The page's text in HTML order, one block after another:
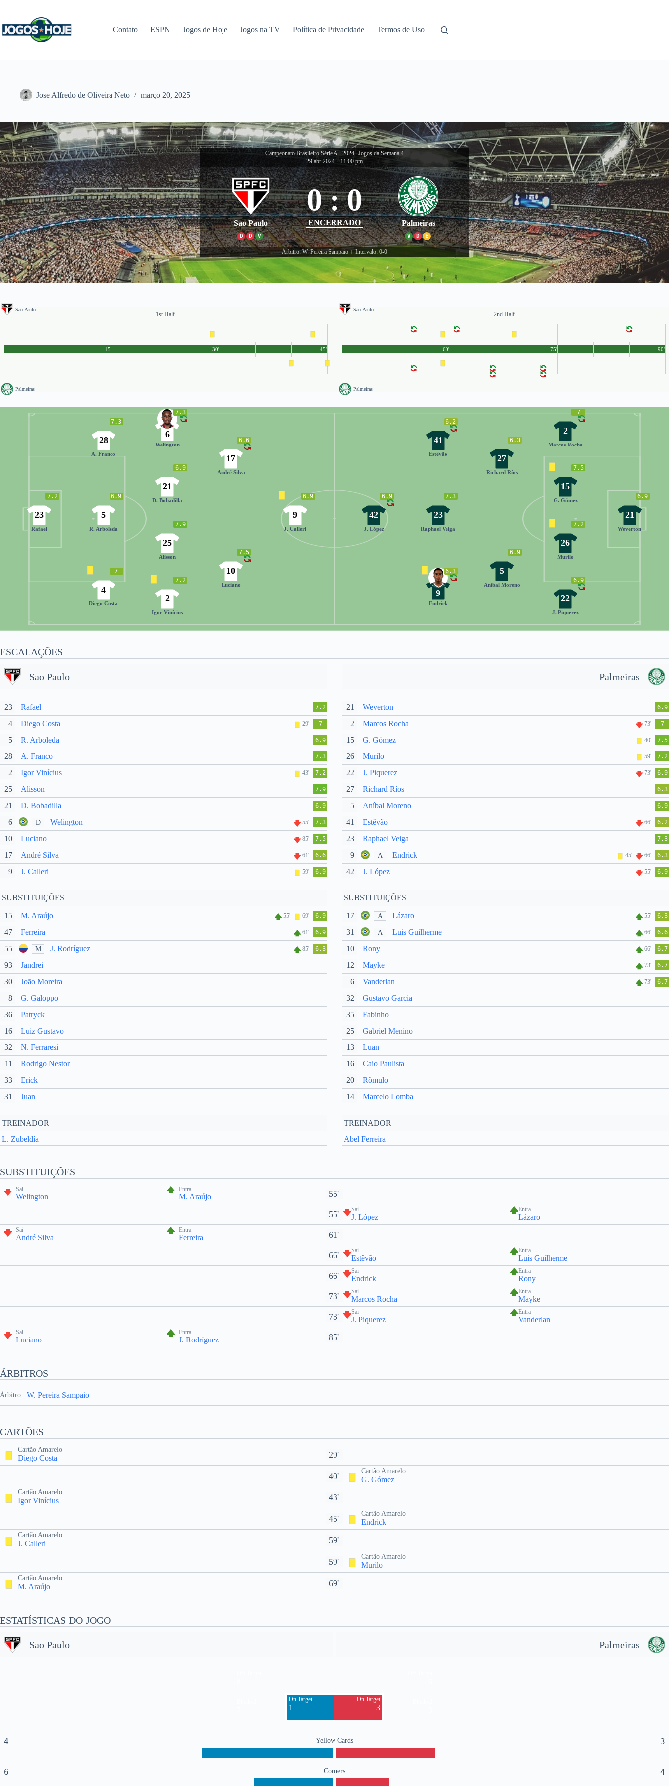
conteúdo
Contato ESPN Jogos de Hoje Jogos na TV Política de Privacidade Termos de Uso
Jose Alfredo de Oliveira Neto março 20, 2025
Campeonato Brasileiro Série A - 2024 Jogos da Semana 4
29 abr 2024 - 11:00 pm
Sao Paulo
D D V
0 : 0
ENCERRADO Palmeiras
V D E
Árbitro: W. Pereira Sampaio Intervalo: 0-0
Sao Paulo
1st Half
Palmeiras
45'
15' 30'
Sao Paulo
2nd Half
Palmeiras
90'
60' 75'
7.2
23
Rafael
7.3
28
A. Franco
6.9
5
R. Arboleda
7
4
Diego Costa
7.3
6
Welington
6.9
21
D. Bobadilla
7.9
25
Alisson
7.2
2
Igor Vinícius
6.6
17
André Silva
7.5
10
Luciano
6.9
9
J. Calleri
6.9
21
Weverton
6.9
22
J. Piquerez
7.2
26
Murilo
7.5
15
G. Gómez
7
2
Marcos Rocha
6.9
5
Aníbal Moreno
6.3
27
Richard Ríos
6.3
9
Endrick
7.3
23
Raphael Veiga
6.2
41
Estêvão
6.9
42
J. López
ESCALAÇÕES
Sao Paulo
23 Rafael 7.2
4 Diego Costa 29' 7
5 R. Arboleda 6.9
28 A. Franco 7.3
2 Igor Vinícius 43' 7.2
25 Alisson 7.9
21 D. Bobadilla 6.9
6 D Welington 55' 7.3
10 Luciano 85' 7.5
17 André Silva 61' 6.6
9 J. Calleri 59' 6.9
SUBSTITUIÇÕES
15 M. Araújo 55' 69' 6.9
47 Ferreira 61' 6.9
55 M J. Rodríguez 85' 6.3
93
Jandrei
30
João Moreira
8
G. Galoppo
36
Patryck
16
Luiz Gustavo
32
N. Ferraresi
11
Rodrigo Nestor
33
Erick
31
Juan
TREINADOR
L. Zubeldía
Palmeiras
21 Weverton 6.9
2 Marcos Rocha 73' 7
15 G. Gómez 40' 7.5
26 Murilo 59' 7.2
22 J. Piquerez 73' 6.9
27 Richard Ríos 6.3
5 Aníbal Moreno 6.9
41 Estêvão 66' 6.2
23 Raphael Veiga 7.3
9 A Endrick 45' 66' 6.3
42 J. López 55' 6.9
SUBSTITUIÇÕES
17 A Lázaro 55' 6.3
31 A Luis Guilherme 66' 6.6
10 Rony 66' 6.7
12 Mayke 73' 6.7
6 Vanderlan 73' 6.7
32
Gustavo Garcia
35
Fabinho
25
Gabriel Menino
13
Luan
16
Caio Paulista
20
Rômulo
14
Marcelo Lomba
TREINADOR
Abel Ferreira
SUBSTITUIÇÕES
Sai
Welington
Entra
M. Araújo 55'
55' Sai
J. López
Entra
Lázaro
Sai
André Silva
Entra
Ferreira 61'
66' Sai
Estêvão
Entra
Luis Guilherme
66' Sai
Endrick
Entra
Rony
73' Sai
Marcos Rocha
Entra
Mayke
73' Sai
J. Piquerez
Entra
Vanderlan
Sai
Luciano
Entra
J. Rodríguez 85'
ÁRBITROS
Árbitro: W. Pereira Sampaio
CARTÕES
Cartão Amarelo
Diego Costa 29'
40'
Cartão Amarelo
G. Gómez
Cartão Amarelo
Igor Vinícius 43'
45'
Cartão Amarelo
Endrick
Cartão Amarelo
J. Calleri 59'
59'
Cartão Amarelo
Murilo
Cartão Amarelo
M. Araújo 69'
ESTATÍSTICAS DO JOGO
Sao Paulo Palmeiras
On Target
1
On Target
3
4 Yellow Cards 3
6 Corners 4